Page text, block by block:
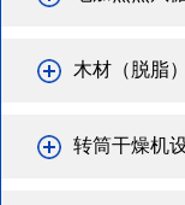
木材（脱脂
转筒干燥机